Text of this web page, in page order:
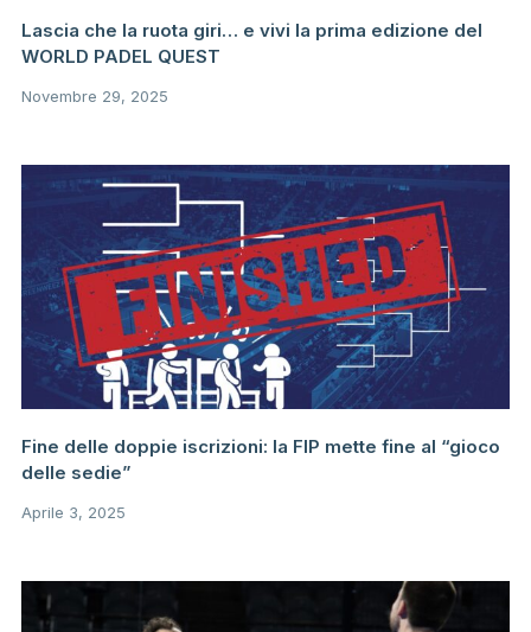
Lascia che la ruota giri… e vivi la prima edizione del
WORLD PADEL QUEST
Novembre 29, 2025
Fine delle doppie iscrizioni: la FIP mette fine al “gioco
delle sedie”
Aprile 3, 2025